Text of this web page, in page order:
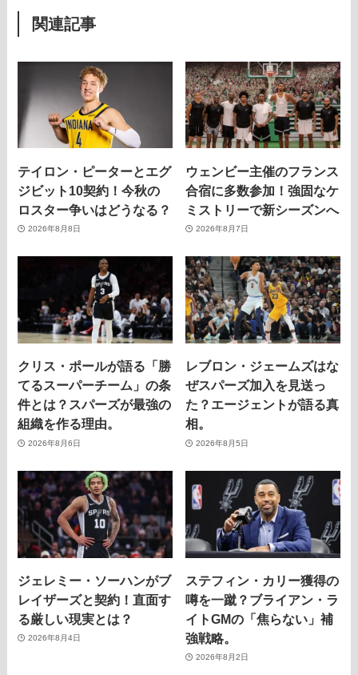
関連記事
テイロン・ピーターとエグ
ジビット10契約！今秋の
ロスター争いはどうなる？
2026年8月8日
ウェンビー主催のフランス
合宿に多数参加！強固なケ
ミストリーで新シーズンへ
2026年8月7日
クリス・ポールが語る「勝
てるスーパーチーム」の条
件とは？スパーズが最強の
組織を作る理由。
2026年8月6日
レブロン・ジェームズはな
ぜスパーズ加入を見送っ
た？エージェントが語る真
相。
2026年8月5日
ジェレミー・ソーハンがブ
レイザーズと契約！直面す
る厳しい現実とは？
2026年8月4日
ステフィン・カリー獲得の
噂を一蹴？ブライアン・ラ
イトGMの「焦らない」補
強戦略。
2026年8月2日